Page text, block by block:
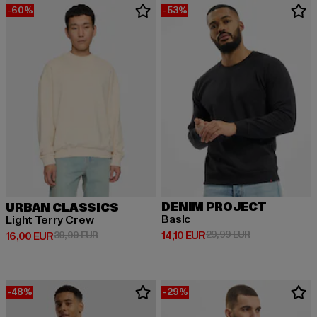
-60%
URBAN CLASSICS
Light Terry Crew
16,00 EUR
Derzeitiger Preis: 16,00 EUR
39,99 EURAktionspreis: 39,99 EUR
-53%
DENIM PROJECT
Basic
14,10 EUR
Derzeitiger Preis: 14,10 EUR
29,99 EURAktionspreis:
-48% -29%